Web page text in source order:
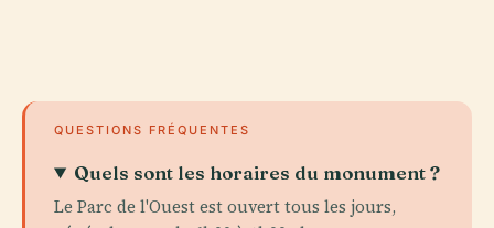
QUESTIONS FRÉQUENTES
Quels sont les horaires du monument ?
Le Parc de l'Ouest est ouvert tous les jours,